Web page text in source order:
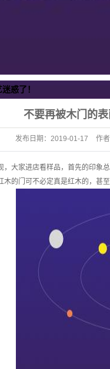
惑了！
不要再被木门的
发布日期： 2019-01-17 作
，大家进店看样品，首先的印象
的门可不必定真是红木的，甚至